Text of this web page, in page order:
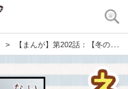
【まんが】第202話：【冬の技！】まんが描き下ろし連載♪ ネコごろね（著者：カト）